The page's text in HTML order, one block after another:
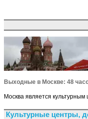
Выходные в Москве: 48
Москва является
Культурные центры,